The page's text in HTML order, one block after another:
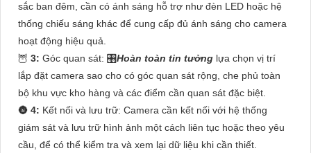
sắc ban đêm, cần có ánh sáng hỗ trợ như đèn LED hoặc hệ
thống chiếu sáng khác để cung cấp đủ ánh sáng cho camera
hoạt động hiệu quả.
🦉 3: Góc quan sát: 🎛Hoàn toàn tin tưởng lựa chọn vị trí
lắp đặt camera sao cho có góc quan sát rộng, che phủ toàn
bộ khu vực kho hàng và các điểm cần quan sát đặc biệt.
🌚 4: Kết nối và lưu trữ: Camera cần kết nối với hệ thống
giám sát và lưu trữ hình ảnh một cách liên tục hoặc theo yêu
cầu, để có thể kiểm tra và xem lại dữ liệu khi cần thiết.